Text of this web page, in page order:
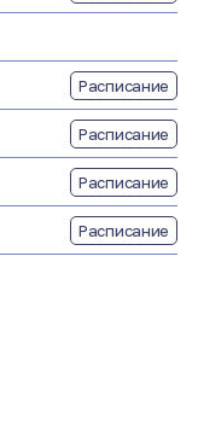
Расписание
Расписание
Расписание
Расписание